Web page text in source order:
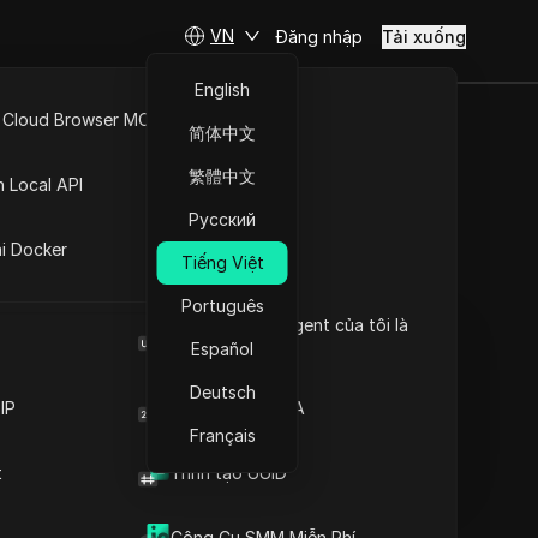
Browser User Agent của tôi là
Trình tạo mã 2FA
Trình tạo UUID
Browser MCP
Local API
Docker
VN
English
简体中文
繁體中文
Русский
Tiếng Việt
Português
Español
Deutsch
Français
Đăng nhập Tải xuống
2026
Đặt câu hỏi
Mở trong ChatGPT
Đặt câu hỏi về trang này
Mở trong Claude
Đặt câu hỏi về trang này